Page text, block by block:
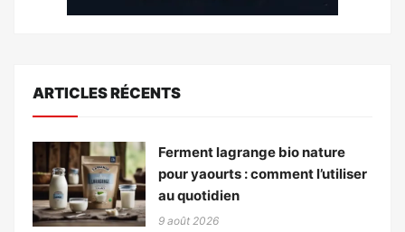
ARTICLES RÉCENTS
Ferment lagrange bio nature
pour yaourts : comment l’utiliser
au quotidien
9 août 2026